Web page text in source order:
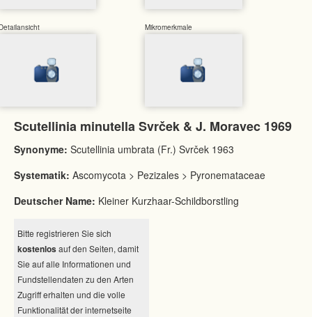
Mikromerkmale
Scutellinia minutella Svrček & J. Moravec 1969
Synonyme: Scutellinia umbrata (Fr.) Svrček 1963
Systematik: Ascomycota > Pezizales > Pyronemataceae
Deutscher Name: Kleiner Kurzhaar-Schildborstling
Bitte registrieren Sie sich
kostenlos auf den Seiten, damit
Sie auf alle Informationen und
Fundstellendaten zu den Arten
Zugriff erhalten und die volle
Funktionalität der internetseite